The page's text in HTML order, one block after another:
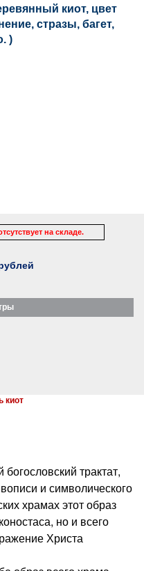
киот, цвет
стразы, багет,
)
на складе.
киот
трактат,
и символического
храмах этот образ
но и всего
Христа